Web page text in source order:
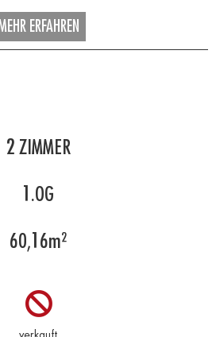
ERFAHREN
2 ZIMMER
1.OG
60,16m²